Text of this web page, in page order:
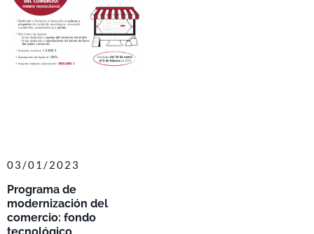
Programa de
modernización del
comercio: fondo
03/01/2023